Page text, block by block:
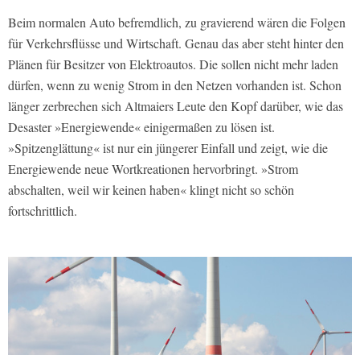
Beim normalen Auto befremdlich, zu gravierend wären die Folgen
für Verkehrsflüsse und Wirtschaft. Genau das aber steht hinter den
Plänen für Besitzer von Elektroautos. Die sollen nicht mehr laden
dürfen, wenn zu wenig Strom in den Netzen vorhanden ist. Schon
länger zerbrechen sich Altmaiers Leute den Kopf darüber, wie das
Desaster »Energiewende« einigermaßen zu lösen ist.
»Spitzenglättung« ist nur ein jüngerer Einfall und zeigt, wie die
Energiewende neue Wortkreationen hervorbringt. »Strom
abschalten, weil wir keinen haben« klingt nicht so schön
fortschrittlich.